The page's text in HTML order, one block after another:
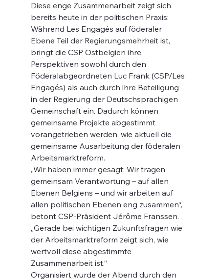
Diese enge Zusammenarbeit zeigt sich
bereits heute in der politischen Praxis:
Während Les Engagés auf föderaler
Ebene Teil der Regierungsmehrheit ist,
bringt die CSP Ostbelgien ihre
Perspektiven sowohl durch den
Föderalabgeordneten Luc Frank (CSP/Les
Engagés) als auch durch ihre Beteiligung
in der Regierung der Deutschsprachigen
Gemeinschaft ein. Dadurch können
gemeinsame Projekte abgestimmt
vorangetrieben werden, wie aktuell die
gemeinsame Ausarbeitung der föderalen
Arbeitsmarktreform.
„Wir haben immer gesagt: Wir tragen
gemeinsam Verantwortung – auf allen
Ebenen Belgiens – und wir arbeiten auf
allen politischen Ebenen eng zusammen“,
betont CSP-Präsident Jérôme Franssen.
„Gerade bei wichtigen Zukunftsfragen wie
der Arbeitsmarktreform zeigt sich, wie
wertvoll diese abgestimmte
Zusammenarbeit ist.“
Organisiert wurde der Abend durch den